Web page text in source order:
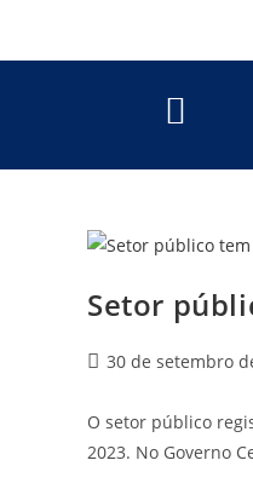
Setor
30 de setembro
O setor público
2023. No Governo